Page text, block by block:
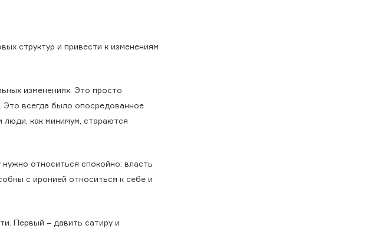
структур и привести к изменениям
изменениях. Это просто
Это всегда было опосредованное
люди, как минимум, стараются
относиться спокойно: власть
с иронией относиться к себе и
Первый – давить сатиру и